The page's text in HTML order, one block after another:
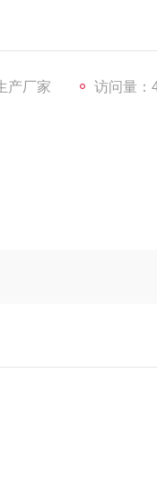
产厂家 访问量：